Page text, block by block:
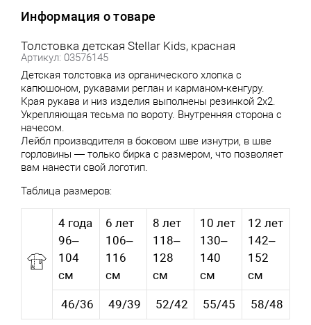
Информация о товаре
Толстовка детская Stellar Kids, красная
Артикул: 03576145
Детская толстовка из органического хлопка с
капюшоном, рукавами реглан и карманом-кенгуру.
Края рукава и низ изделия выполнены резинкой 2х2.
Укрепляющая тесьма по вороту. Внутренняя сторона с
начесом.
Лейбл производителя в боковом шве изнутри, в шве
горловины — только бирка с размером, что позволяет
вам нанести свой логотип.
Таблица размеров:
4 года
96–
104
см
6 лет
106–
116
см
8 лет
118–
128
см
10 лет
130–
140
см
12 лет
142–
152
см
46/36 49/39 52/42 55/45 58/48